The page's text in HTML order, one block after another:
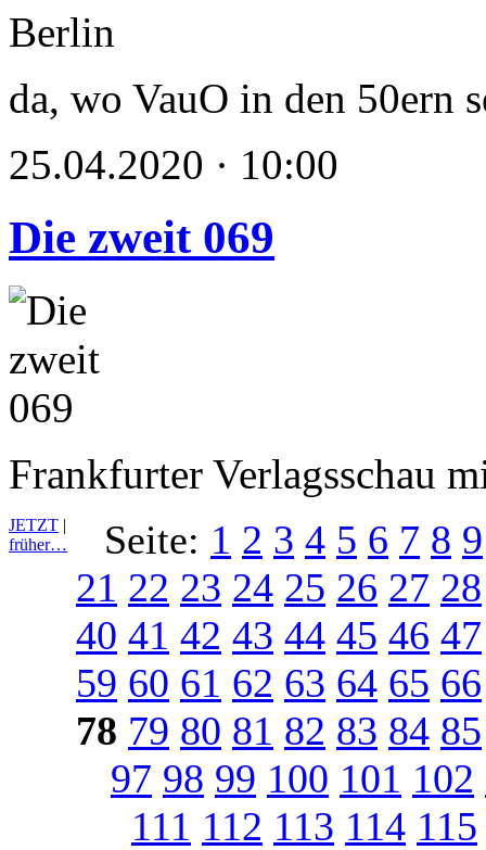
da, wo VauO in den 50ern
25.04.2020 · 10:00
Die zweit 069
Frankfurter Verlagsschau
JETZT |
früher…
Seite: 1 2 3 4 5 6 7 8 9
21 22 23 24 25 26 27 28
40 41 42 43 44 45 46 47
59 60 61 62 63 64 65 66
78 79 80 81 82 83 84 85
97 98 99 100 101 102
111 112 113 114 115